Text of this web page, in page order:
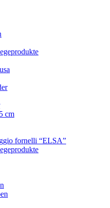
cm
fornelli “ELSA”